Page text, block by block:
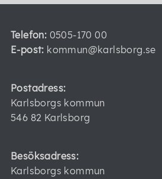
Telefon: 0505-170 00
E-post: kommun@karlsborg.se
Postadress:
Karlsborgs kommun
546 82 Karlsborg
Besöksadress:
Karlsborgs kommun